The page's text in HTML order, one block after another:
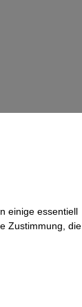
einige essentiell
Zustimmung, die